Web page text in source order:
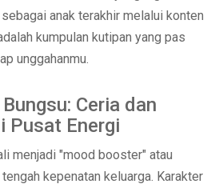
anak terakhir melalui konten
kumpulan kutipan yang pas
unggahanmu.
Ceria dan
Pusat Energi
menjadi "mood booster" atau
kepenatan keluarga. Karakter